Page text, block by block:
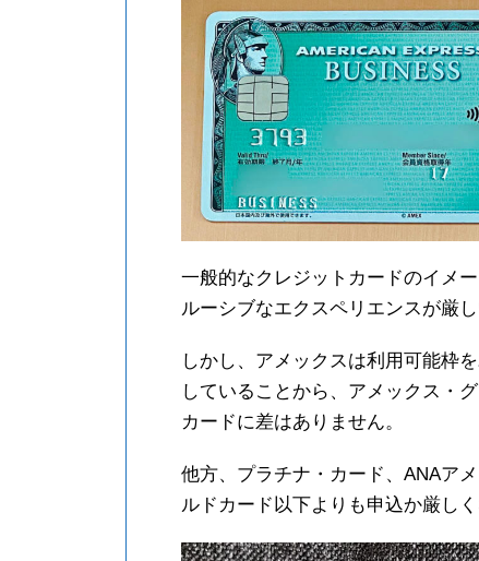
一般的なクレジットカードのイメ
ルーシブなエクスペリエンスが厳し
しかし、アメックスは利用可能枠
していることから、アメックス・
カードに差はありません。
他方、プラチナ・カード、ANAア
ルドカード以下よりも申込か厳しく